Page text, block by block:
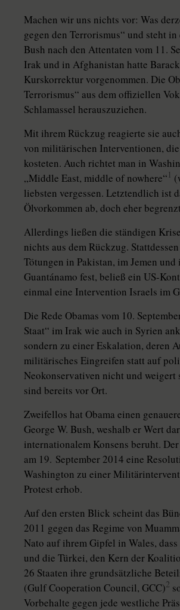
Machen wir uns nichts vor: Was
gegen den Terrorismus“ und steht
Bush nach den Attentaten vom 11.
Irak und in Afghanistan hatte
Kurskorrektur vorgenommen. Die
Terrorismus“ aus dem offiziellen
Schlamassel herauszuziehen.
Mit ihrem Rückzug reagierte sie
von militärischen Interventionen,
kosteten. Auch richtet man in
„Middle East, middle of nowhere“ 1
liebsten vergessen. Letztendlich ist
Ölvorkommen ab, doch eher
Allerdings ließen die ständigen
nichts aus dem Rückzug.
Tötungen in Pakistan, im Jemen
Guantánamo fest, beließ ein US-
einmal eine Intervention Israels im
Die Rede Obamas vom 10.
Staat“ im Irak wie auch in Syrien
sondern zu einer Eskalation, deren
militärisches Eingreifen statt auf
Neokonservativen nicht und
sind bereits vor Ort.
Zweifellos hat Obama einen
George W. Bush, weshalb er Wert
internationalem Konsens beruht.
am 19. September 2014 eine
Washington zu einer
Protest erhob.
Auf den ersten Blick scheint das
2011 gegen das Regime von
Nato auf ihrem Gipfel in Wales,
und die Türkei, den Kern der
26 Staaten ihre grundsätzliche
(Gulf Cooperation Council, GCC)2
Vorbehalte gegen jede westliche